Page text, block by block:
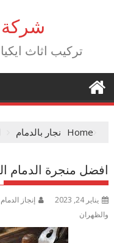
شركة
تركيب اثاث
Home نجار بالدمام
افضل منجرة الدمام
يناير 24, 2023
إنجاز
والظهران